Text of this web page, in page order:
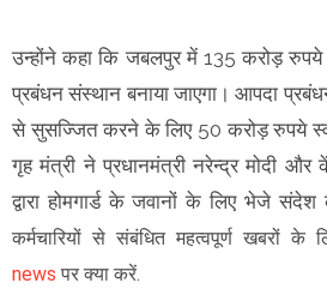
उन्होंने कहा कि जबलपुर में 135 करोड़ रुपये
प्रबंधन संस्थान बनाया जाएगा। आपदा
से सुसज्जित करने के लिए 50 करोड़ रुपये
गृह मंत्री ने प्रधानमंत्री नरेन्द्र मोदी और
द्वारा होमगार्ड के जवानों के लिए भेजे संदेश
कर्मचारियों से संबंधित महत्वपूर्ण खबरों के
news पर क्या करें.